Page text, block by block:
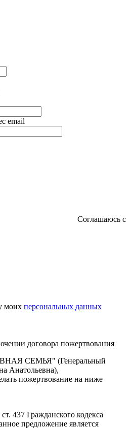
email
Соглашаюсь с
моих персональных данных
договора пожертвования
СЕМЬЯ" (Генеральный
Анатольевна),
пожертвование на ниже
437 Гражданского кодекса
предложение является